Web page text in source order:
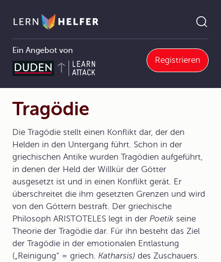
Ein Angebot von
Registrieren
Pfadnavigation
Englisch Abitur 5 Texte und Medien analysieren 5.3.5 Dramen und Einakter (drama and shortplays) Tragödie
Tragödie
Die Tragödie stellt einen Konflikt dar, der den
Helden in den Untergang führt. Schon in der
griechischen Antike wurden Tragödien aufgeführt,
in denen der Held der Willkür der Götter
ausgesetzt ist und in einen Konflikt gerät. Er
überschreitet die ihm gesetzten Grenzen und wird
von den Göttern bestraft. Der griechische
Philosoph ARISTOTELES legt in der Poetik seine
Theorie der Tragödie dar. Für ihn besteht das Ziel
der Tragödie in der emotionalen Entlastung
(„Reinigung“ = griech. Katharsis) des Zuschauers.